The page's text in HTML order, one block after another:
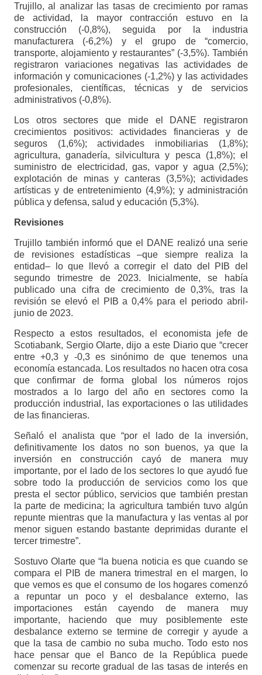
Trujillo, al analizar las tasas de crecimiento por ramas
de actividad, la mayor contracción estuvo en la
construcción (-0,8%), seguida por la industria
manufacturera (-6,2%) y el grupo de “comercio,
transporte, alojamiento y restaurantes” (-3,5%). También
registraron variaciones negativas las actividades de
información y comunicaciones (-1,2%) y las actividades
profesionales, científicas, técnicas y de servicios
administrativos (-0,8%).
Los otros sectores que mide el DANE registraron
crecimientos positivos: actividades financieras y de
seguros (1,6%); actividades inmobiliarias (1,8%);
agricultura, ganadería, silvicultura y pesca (1,8%); el
suministro de electricidad, gas, vapor y agua (2,5%);
explotación de minas y canteras (3,5%); actividades
artísticas y de entretenimiento (4,9%); y administración
pública y defensa, salud y educación (5,3%).
Revisiones
Trujillo también informó que el DANE realizó una serie
de revisiones estadísticas –que siempre realiza la
entidad– lo que llevó a corregir el dato del PIB del
segundo trimestre de 2023. Inicialmente, se había
publicado una cifra de crecimiento de 0,3%, tras la
revisión se elevó el PIB a 0,4% para el periodo abril-
junio de 2023.
Respecto a estos resultados, el economista jefe de
Scotiabank, Sergio Olarte, dijo a este Diario que “crecer
entre +0,3 y -0,3 es sinónimo de que tenemos una
economía estancada. Los resultados no hacen otra cosa
que confirmar de forma global los números rojos
mostrados a lo largo del año en sectores como la
producción industrial, las exportaciones o las utilidades
de las financieras.
Señaló el analista que “por el lado de la inversión,
definitivamente los datos no son buenos, ya que la
inversión en construcción cayó de manera muy
importante, por el lado de los sectores lo que ayudó fue
sobre todo la producción de servicios como los que
presta el sector público, servicios que también prestan
la parte de medicina; la agricultura también tuvo algún
repunte mientras que la manufactura y las ventas al por
menor siguen estando bastante deprimidas durante el
tercer trimestre”.
Sostuvo Olarte que “la buena noticia es que cuando se
compara el PIB de manera trimestral en el margen, lo
que vemos es que el consumo de los hogares comenzó
a repuntar un poco y el desbalance externo, las
importaciones están cayendo de manera muy
importante, haciendo que muy posiblemente este
desbalance externo se termine de corregir y ayude a
que la tasa de cambio no suba mucho. Todo esto nos
hace pensar que el Banco de la República puede
comenzar su recorte gradual de las tasas de interés en